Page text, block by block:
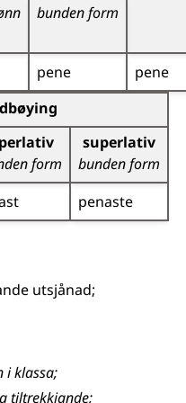
bunden form
pene
pene
adjektivet
form
superlativ
bunden form
penaste
utsjånad;
i klassa;
tiltrekkjande;